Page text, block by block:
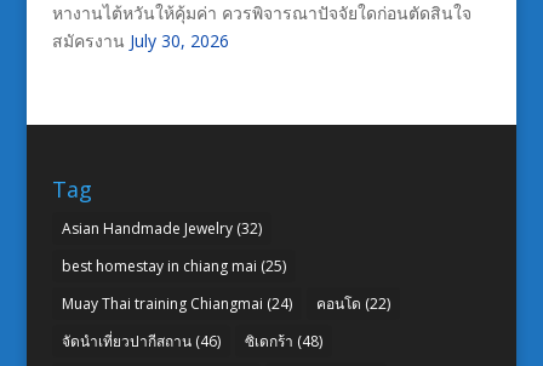
หางานไต้หวันให้คุ้มค่า ควรพิจารณาปัจจัยใดก่อนตัดสินใจ
สมัครงาน July 30, 2026
Tag
Asian Handmade Jewelry(32)
best homestay in chiang mai (25)
Muay Thai training Chiangmai (24) คอนโด (22)
จัดนำเที่ยวปากีสถาน(46) ซิเดกร้า (48)